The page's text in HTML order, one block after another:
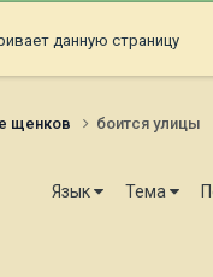
данную страницу
щенков боится улицы
Язык Тема